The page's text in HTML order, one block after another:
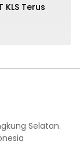
Terus
Selatan.